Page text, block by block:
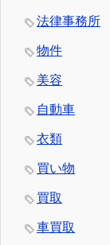
法律事務所
物件
美容
自動車
衣類
買い物
買取
車買取